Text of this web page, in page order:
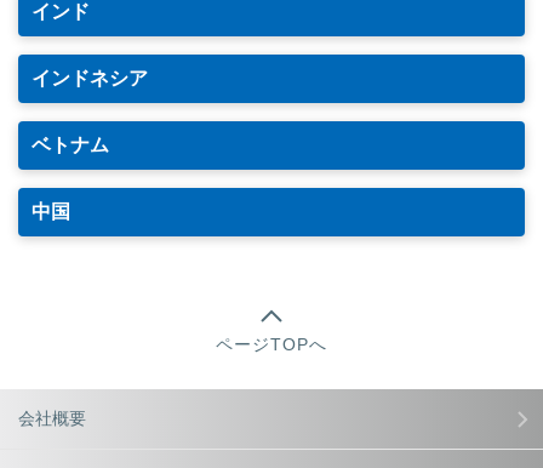
インド
インドネシア
ベトナム
中国
ページTOPへ
会社概要